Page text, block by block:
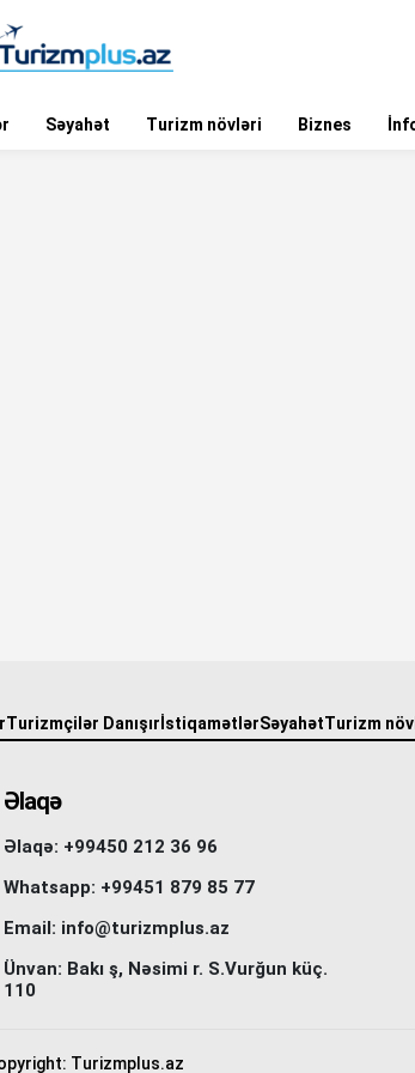
Səyahət Turizm növləri Biznes
Turizmçilər Danışır İstiqamətlərSəyahətTurizm
Əlaqə
Əlaqə: +99450 212 36 96
Whatsapp: +99451 879 85 77
Email: info@turizmplus.az
Ünvan: Bakı ş, Nəsimi r. S.Vurğun küç.
110
Turizmplus.az